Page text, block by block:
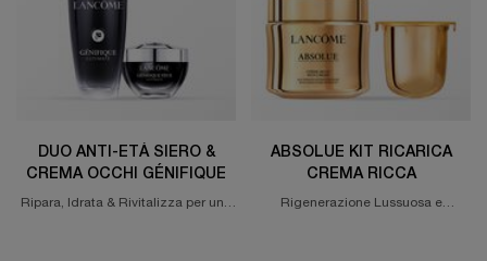
DUO ANTI-ETÀ SIERO &
CREMA OCCHI GÉNIFIQUE
Ripara, Idrata & Rivitalizza per una
ABSOLUE KIT RICARICA
CREMA RICCA
Rigenerazione Lussuosa e